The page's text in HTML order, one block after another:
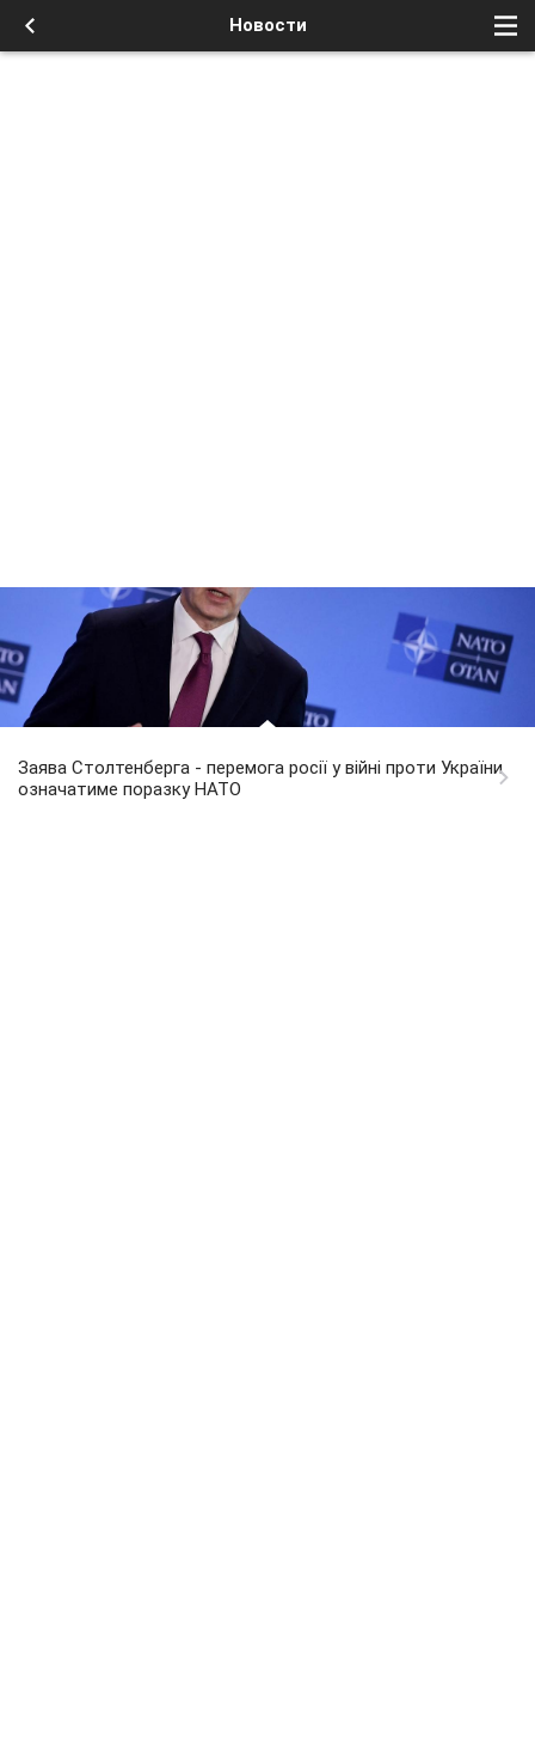
Новости
Заява Столтенберга - перемога росії у війні проти України
означатиме поразку НАТО